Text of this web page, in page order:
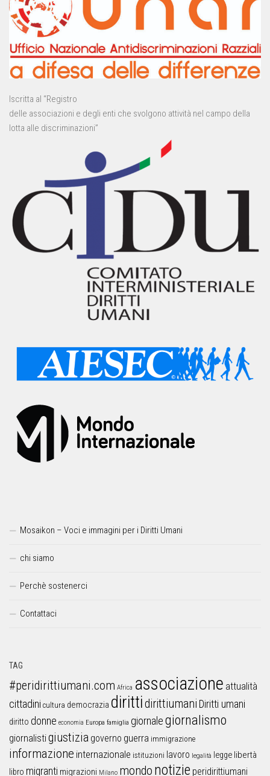
Iscritta al “Registro
delle associazioni e degli enti che svolgono attività nel campo della
lotta alle discriminazioni”
Mosaikon – Voci e immagini per i Diritti Umani
chi siamo
Perchè sostenerci
Contattaci
TAG
#peridirittiumani.com Africa associazione attualità
cittadini cultura democrazia dirittidirittiumani Diritti umani
diritto donne economia Europa famiglia giornalegiornalismo
giornalistigiustizia governo guerra immigrazione
informazione internazionale istituzioni lavoro legalità legge libertà
libro migranti migrazioni Milano mondo notizie peridirittiumani